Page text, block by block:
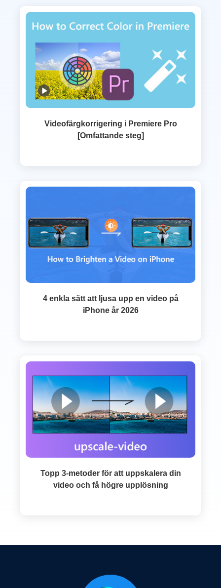
Videofärgkorrigering i Premiere Pro
[Omfattande steg]
4 enkla sätt att ljusa upp en video på
iPhone år 2026
Topp 3-metoder för att uppskalera din
video och få högre upplösning